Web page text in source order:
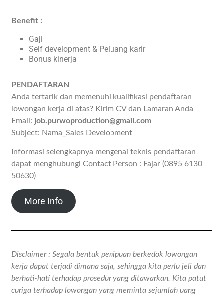
Benefit :
Gaji
Self development & Peluang karir
Bonus kinerja
PENDAFTARAN
Anda tertarik dan memenuhi kualifikasi pendaftaran
lowongan kerja di atas? Kirim CV dan Lamaran Anda
Email: job.purwoproduction@gmail.com
Subject: Nama_Sales Development
Informasi selengkapnya mengenai teknis pendaftaran
dapat menghubungi Contact Person : Fajar (0895 6130
50630)
More Info
Disclaimer : Segala bentuk penipuan berkedok lowongan
kerja dapat terjadi dimana saja, sehingga kita perlu jeli dan
berhati-hati terhadap prosedur yang ditawarkan. Kita patut
curiga terhadap lowongan yang meminta sejumlah uang